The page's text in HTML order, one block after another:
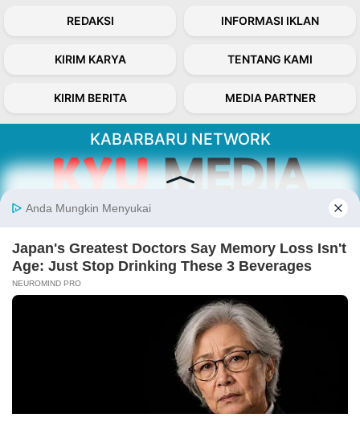
REDAKSI INFORMASI IKLAN
KIRIM KARYA TENTANG KAMI
KIRIM BERITA MEDIA PARTNER
KABARBARU NETWORK
Kabarbaru.co menyajikan berita aktual dan
inspiratif dari sudut pandang berbaik sangka
Follow Kabarbaru